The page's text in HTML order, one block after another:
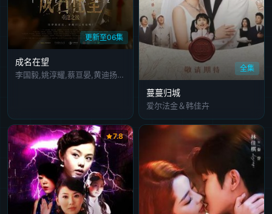
更新至06集
成名在望
李国毅,姚淳耀,蔡亘晏,黄迪扬,黄采仪,龙天翔,乔瑟夫,吴言凜,黄惟,朱匀甄,段钧豪
全集
蔓蔓归城
爱尔法金＆韩佳卉
7.8